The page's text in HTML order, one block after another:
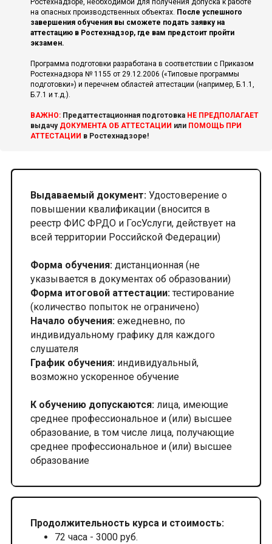
на опасных производственных объектах. После успешного
завершения обучения вы сможете подать заявку на
аттестацию в Ростехнадзор, где вам предстоит пройти
экзамен.
Программа подготовки разработана в соответствии с Приказом
Ростехнадзора № 1155 от 29.12.2006 («Типовые программы
подготовки») и перечнем областей аттестации (например, Б.1.1,
Б.7.1 и т.д.).
ВАЖНО: Предаттестационная подготовка НЕ ПРЕДПОЛАГАЕТ
выдачуДОКУМЕНТА ОБ АТТЕСТАЦИИ или ПОМОЩЬ ПРИ
АТТЕСТАЦИИ в Ростехнадзоре!
Выдаваемый документ: Удостоверение о
повышении квалификации (вносится в
реестр ФИС ФРДО и ГосУслуги, действует на
всей территории Российской Федерации)
Форма обучения: дистанционная (не
указывается в документах об образовании)
Форма итоговой аттестации: тестирование
(количество попыток не ограничено)
Начало обучения: ежедневно, по
индивидуальному графику для каждого
слушателя
График обучения: индивидуальный,
возможно ускоренное обучение
К обучению допускаются: лица, имеющие
среднее профессиональное и (или) высшее
образование, в том числе лица, получающие
среднее профессиональное и (или) высшее
образование
Продолжительность курса и стоимость:
72 часа - 3000 руб.